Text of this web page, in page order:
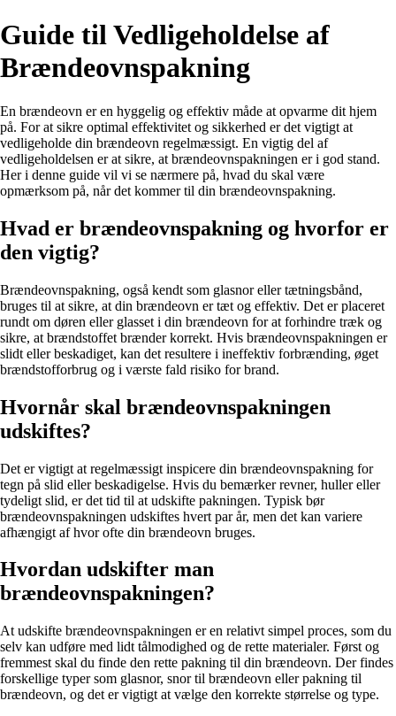
Guide til Vedligeholdelse af
Brændeovnspakning
En brændeovn er en hyggelig og effektiv måde at opvarme dit hjem
på. For at sikre optimal effektivitet og sikkerhed er det vigtigt at
vedligeholde din brændeovn regelmæssigt. En vigtig del af
vedligeholdelsen er at sikre, at brændeovnspakningen er i god stand.
Her i denne guide vil vi se nærmere på, hvad du skal være
opmærksom på, når det kommer til din brændeovnspakning.
Hvad er brændeovnspakning og hvorfor er
den vigtig?
Brændeovnspakning, også kendt som glasnor eller tætningsbånd,
bruges til at sikre, at din brændeovn er tæt og effektiv. Det er placeret
rundt om døren eller glasset i din brændeovn for at forhindre træk og
sikre, at brændstoffet brænder korrekt. Hvis brændeovnspakningen er
slidt eller beskadiget, kan det resultere i ineffektiv forbrænding, øget
brændstofforbrug og i værste fald risiko for brand.
Hvornår skal brændeovnspakningen
udskiftes?
Det er vigtigt at regelmæssigt inspicere din brændeovnspakning for
tegn på slid eller beskadigelse. Hvis du bemærker revner, huller eller
tydeligt slid, er det tid til at udskifte pakningen. Typisk bør
brændeovnspakningen udskiftes hvert par år, men det kan variere
afhængigt af hvor ofte din brændeovn bruges.
Hvordan udskifter man
brændeovnspakningen?
At udskifte brændeovnspakningen er en relativt simpel proces, som du
selv kan udføre med lidt tålmodighed og de rette materialer. Først og
fremmest skal du finde den rette pakning til din brændeovn. Der findes
forskellige typer som glasnor, snor til brændeovn eller pakning til
brændeovn, og det er vigtigt at vælge den korrekte størrelse og type.